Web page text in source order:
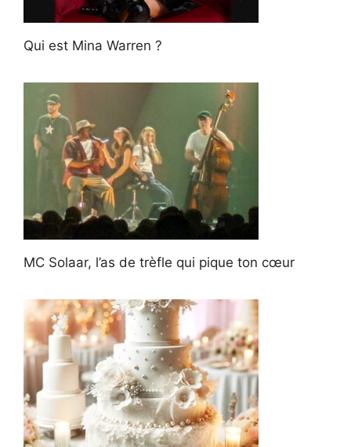
Qui est Mina Warren ?
MC Solaar, l’as de trèfle qui pique ton cœur